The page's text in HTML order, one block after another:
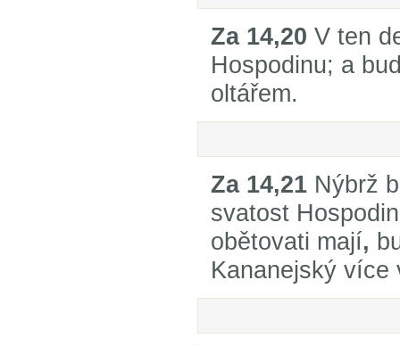
Za 14,20 V ten
Hospodinu; a
oltářem.
Za 14,21 Nýbrž
svatost
obětovati mají,
Kananejský více